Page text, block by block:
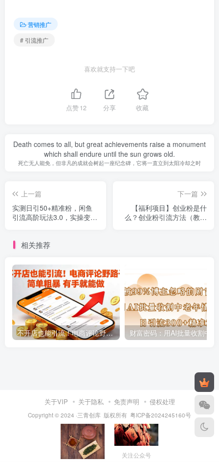
营销推广
# 引流推广
喜欢就支持一下吧
点赞12 分享 收藏
Death comes to all, but great achievements raise a monument
which shall endure until the sun grows old.
死亡无人能免，但非凡的成就会树起一座纪念碑，它将一直立到太阳冷却之时
上一篇
实测日引50+精准粉，闲鱼
引流高阶玩法3.0，实操变现
下一篇
【福利项目】创业粉是什
么？创业粉引流方法（教程
相关推荐
不开店也能引流！电商评论野路子 简单粗暴 有手就能做
关于VIP 关于隐私 免责声明 侵权处理
Copyright © 2024 ·三青创库 版权所有 粤ICP备2024245160号
关注公众号